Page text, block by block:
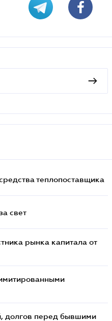
теплопоставщика
свет
рынка капитала от
долгов перед бывшими